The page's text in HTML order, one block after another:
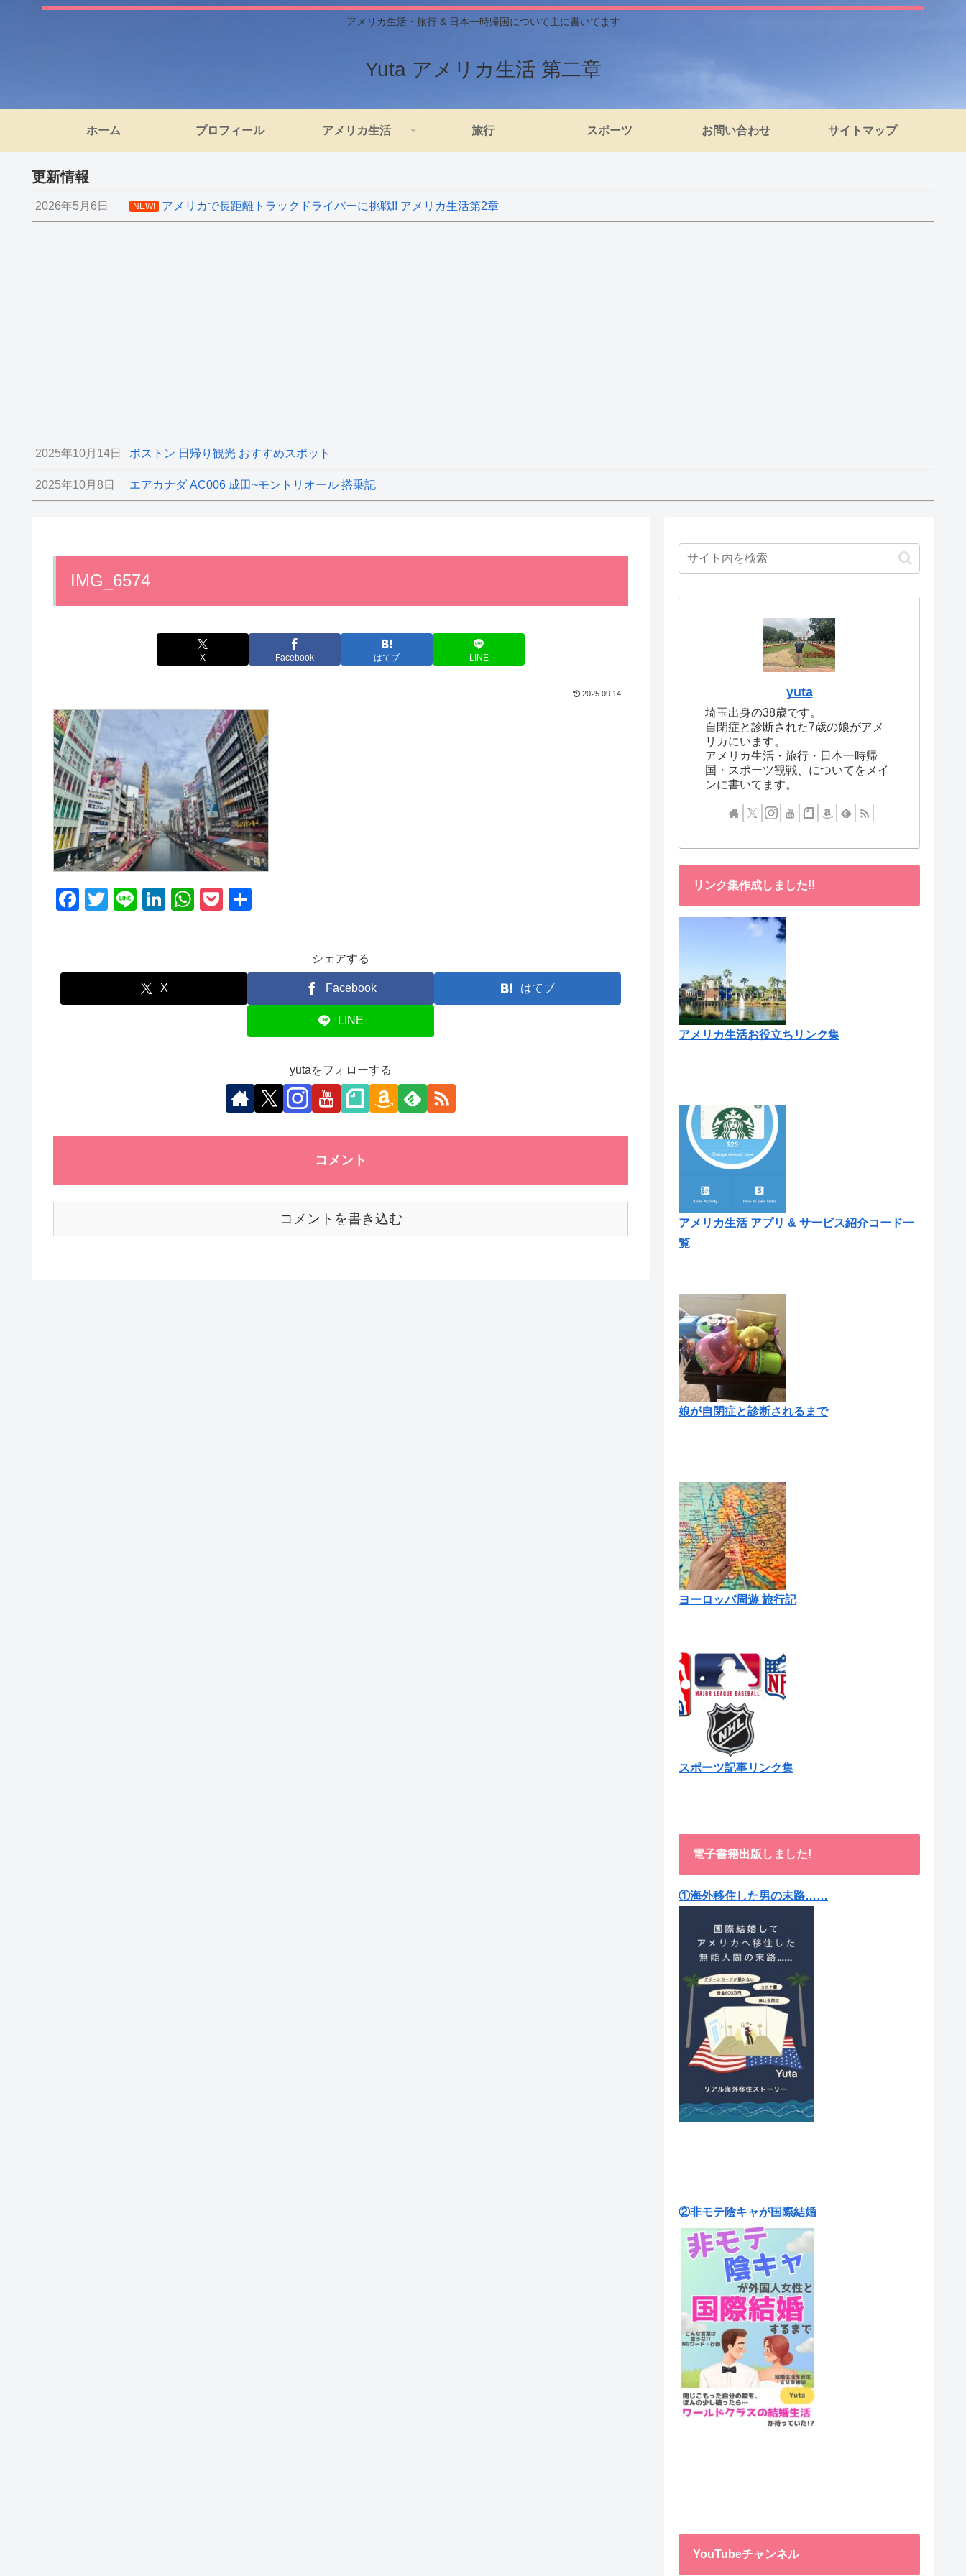
アメリカ生活・旅行 & 日本一時帰国について主に書いてます
Yuta アメリカ生活 第二章
ホーム プロフィール アメリカ生活 旅行 スポーツ お問い合わせ サイトマップ
更新情報
2026年5月6日 NEW! アメリカで長距離トラックドライバーに挑戦!! アメリカ生活第2章
2025年10月14日 ボストン 日帰り観光 おすすめスポット
2025年10月8日 エアカナダ AC006 成田~モントリオール 搭乗記
IMG_6574
X Facebook はてブ LINE
2025.09.14
F
e
T
er
Li
Li
e
dI
W
s
P
et
シェアする
X Facebook はてブ
LINE
yutaをフォローする
コメント
コメントを書き込む
yuta
埼玉出身の38歳です。
自閉症と診断された7歳の娘がアメ
リカにいます。
アメリカ生活・旅行・日本一時帰
国・スポーツ観戦、についてをメイ
ンに書いてます。
リンク集作成しました!!
アメリカ生活お役立ちリンク集
アメリカ生活 アプリ & サービス紹介コード一
覧
娘が自閉症と診断されるまで
ヨーロッパ周遊 旅行記
スポーツ記事リンク集
電子書籍出版しました!
①海外移住した男の末路……
②非モテ陰キャが国際結婚
YouTubeチャンネル